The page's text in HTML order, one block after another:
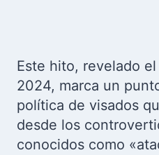
Este hito, revelado
2024, marca un
política de visados
desde los
conocidos como